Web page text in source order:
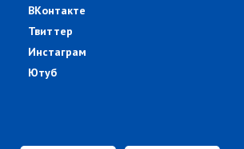
ВКонтакте
Твиттер
Инстаграм
Ютуб